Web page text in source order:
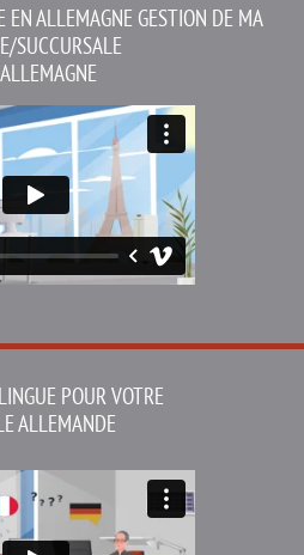
EN ALLEMAGNE GESTION DE MA
SUCCURSALE
POUR VOTRE
ALLEMANDE